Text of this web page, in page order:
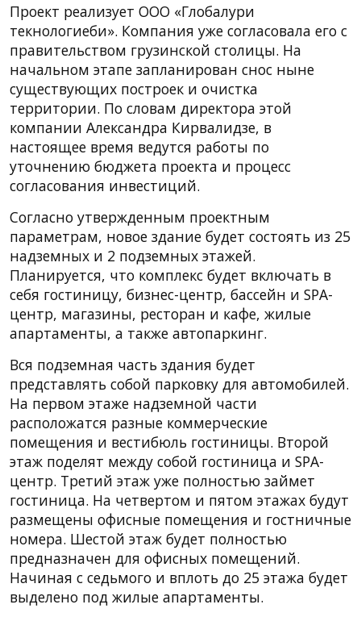
Проект реализует ООО «Глобалури
текнологиеби». Компания уже согласовала его с
правительством грузинской столицы. На
начальном этапе запланирован снос ныне
существующих построек и очистка
территории. По словам директора этой
компании Александра Кирвалидзе, в
настоящее время ведутся работы по
уточнению бюджета проекта и процесс
согласования инвестиций.
Согласно утвержденным проектным
параметрам, новое здание будет состоять из 25
надземных и 2 подземных этажей.
Планируется, что комплекс будет включать в
себя гостиницу, бизнес-центр, бассейн и SPA-
центр, магазины, ресторан и кафе, жилые
апартаменты, а также автопаркинг.
Вся подземная часть здания будет
представлять собой парковку для автомобилей.
На первом этаже надземной части
расположатся разные коммерческие
помещения и вестибюль гостиницы. Второй
этаж поделят между собой гостиница и SPA-
центр. Третий этаж уже полностью займет
гостиница. На четвертом и пятом этажах будут
размещены офисные помещения и гостничные
номера. Шестой этаж будет полностью
предназначен для офисных помещений.
Начиная с седьмого и вплоть до 25 этажа будет
выделено под жилые апартаменты.